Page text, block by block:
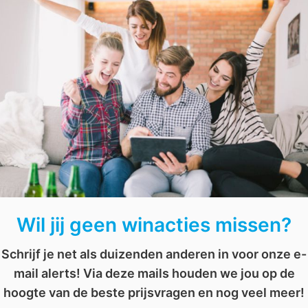
Wil je meedoen? Volg dan de stappen onder de
deze producten.
la roche posay,La Roche Posay Effaclar Duo+ 40ml,La Roche Posay Effaclar
Wil jij geen winacties missen?
Schrijf je net als duizenden anderen in voor onze e-
mail alerts! Via deze mails houden we jou op de
hoogte van de beste prijsvragen en nog veel meer!